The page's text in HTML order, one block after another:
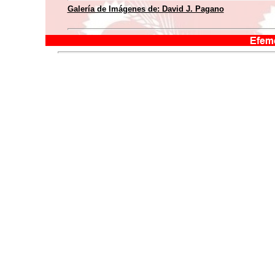
Galería de Imágenes de: David J. Pagano